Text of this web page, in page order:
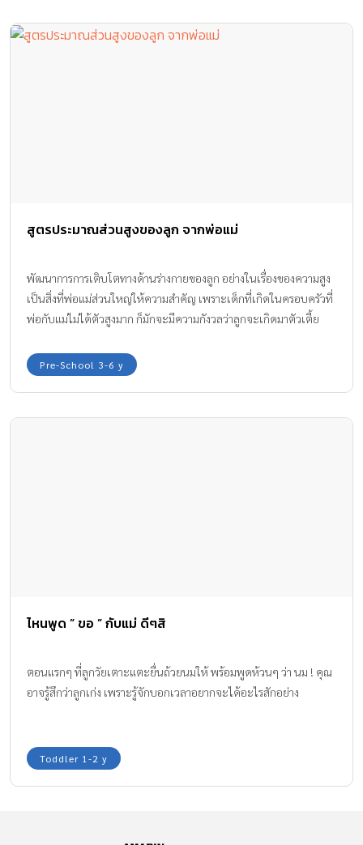
สูตรประมาณส่วนสูงของลูก จากพ่อแม่
พัฒนาการการเติบโตทางด้านร่างกายของลูก อย่างในเรื่องของความสูง
เป็นสิ่งที่พ่อแม่ส่วนใหญ่ให้ความสำคัญ เพราะเด็กที่เกิดในครอบครัวที่
พ่อกับแม่ไม่ได้ตัวสูงมาก ก็มักจะมีความกังวลว่าลูกจะเกิดมาตัวเตี้ย
ของลูก จากพ่อแม่ มาให้ได้ไปลองคำนวณส่วนสูงลูกที่บ้านกันค่ะ
Pre-School 3-6 y
ไหนพูด ” ขอ ” กับแม่ ดีๆสิ
ตอนแรกๆ ที่ลูกวัยเตาะแตะยื่นถ้วยนมให้ พร้อมพูดห้วนๆ ว่า นม ! คุณ
อาจรู้สึกว่าลูกเก่ง เพราะรู้จักบอกเวลาอยากจะได้อะไรสักอย่าง
Toddler 1-2 y